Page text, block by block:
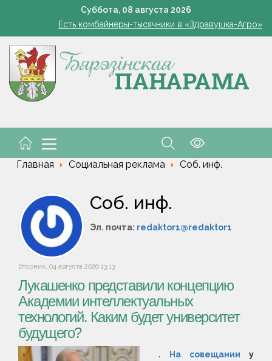
Суббота, 08 августа 2026
В Жорновке проходит турслёт сотрудников ГКСЭ
Есть комбайнеры-тысячники в «Здравушка-Агро»
Белоруска Орел завоевала серебро чемпионата Европы по
В Белыничском районе погиб мотоциклист после
В Жорновке проходит турслёт сотрудников ГКСЭ
Белоруска Орел завоевала серебро чемпионата Европы по
Главная Социальная реклама Соб. инф.
Соб. инф.
Эл. почта: redaktor1@redaktor1
Вторник, 04 августа 2026 13:13
Лукашенко представили концепцию
Академии интеллектуальных
технологий. Каким будет университет
будущего?
. На совещании у